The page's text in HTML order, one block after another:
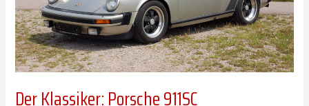
Der Klassiker: Porsche 911SC